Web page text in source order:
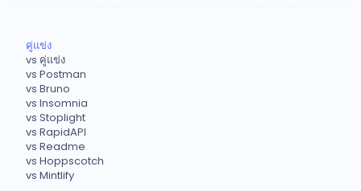
คู่แข่ง
vs คู่แข่ง
vs Postman
vs Bruno
vs Insomnia
vs Stoplight
vs RapidAPI
vs Readme
vs Hoppscotch
vs Mintlify